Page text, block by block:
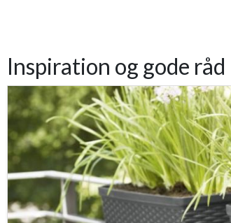
Inspiration og gode råd